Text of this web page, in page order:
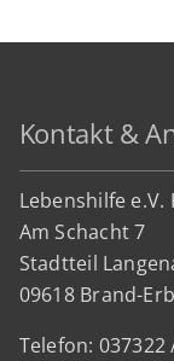
Kontakt &
Lebenshilfe e.V.
Am Schacht 7
Stadtteil Lan
09618 Brand-
Telefon: 037322